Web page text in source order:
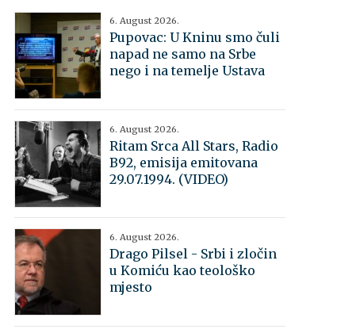
6. August 2026.
Pupovac: U Kninu smo čuli
napad ne samo na Srbe
nego i na temelje Ustava
6. August 2026.
Ritam Srca All Stars, Radio
B92, emisija emitovana
29.07.1994. (VIDEO)
6. August 2026.
Drago Pilsel - Srbi i zločin
u Komiću kao teološko
mjesto